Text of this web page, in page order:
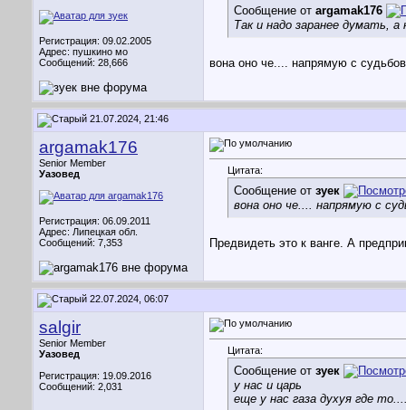
Регистрация: 09.02.2005
Адрес: пушкино мо
Сообщений: 28,666
Сообщение от argamak176
Так и надо заранее думать,
вона оно че.... напрямую с
21.07.2024, 21:46
argamak176
Senior Member
Уазовед
Регистрация: 06.09.2011
Адрес: Липецкая обл.
Сообщений: 7,353
Цитата:
Сообщение от зуек
вона оно че.... напрямую с
Предвидеть это к ванге. А
22.07.2024, 06:07
salgir
Senior Member
Уазовед
Регистрация: 19.09.2016
Сообщений: 2,031
Цитата:
Сообщение от зуек
у нас и царь
еще у нас газа духуя где